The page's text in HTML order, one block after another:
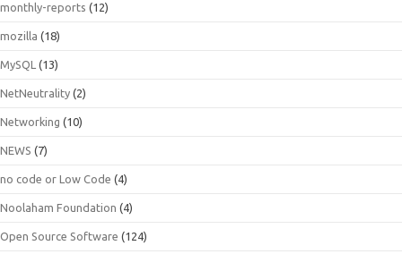
monthly-reports (12)
mozilla (18)
MySQL (13)
NetNeutrality (2)
Networking (10)
NEWS (7)
no code or Low Code (4)
Noolaham Foundation (4)
Open Source Software (124)